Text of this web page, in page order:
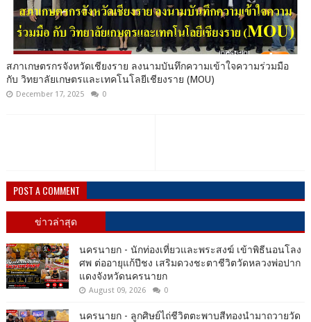
สภาเกษตรกรจังหวัดเชียงราย ลงนามบันทึกความเข้าใจความร่วมมือ
กับ วิทยาลัยเกษตรและเทคโนโลยีเชียงราย (MOU)
December 17, 2025 0
POST A COMMENT
ข่าวล่าสุด
นครนายก - นักท่องเที่ยวและพระสงฆ์ เข้าพิธีนอนโลง
ศพ ต่ออายุแก้ปีชง เสริมดวงชะตาชีวิตวัดหลวงพ่อปาก
แดงจังหวัดนครนายก
August 09, 2026 0
นครนายก - ลูกศิษย์ไถ่ชีวิตตะพาบสีทองนำมาถวายวัด